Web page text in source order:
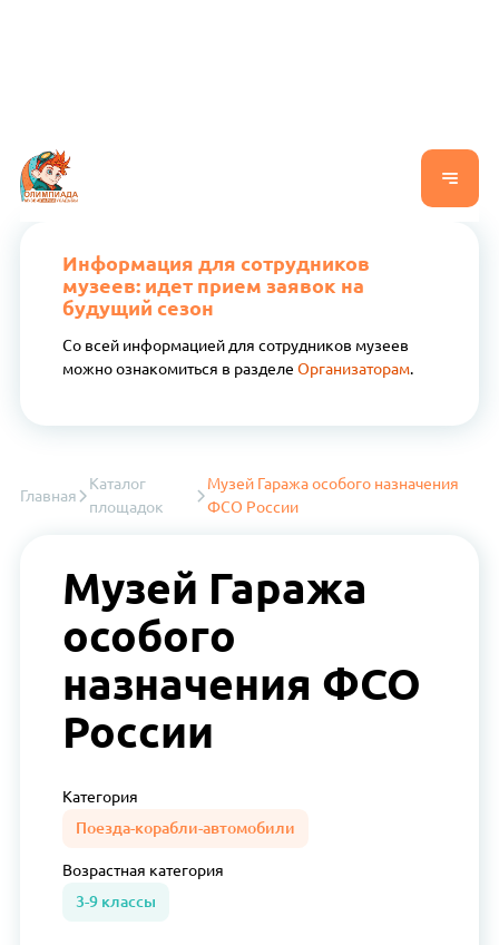
Информация для сотрудников
музеев: идет прием заявок на
будущий сезон
Со всей информацией для сотрудников музеев
можно ознакомиться в разделе Организаторам.
Главная
Каталог
площадок
Музей Гаража особого назначения
ФСО России
Музей Гаража
особого
назначения ФСО
России
Категория
Поезда-корабли-автомобили
Возрастная категория
3-9 классы